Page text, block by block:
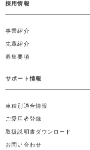
採用情報
事業紹介
先輩紹介
募集要項
サポート情報
車種別適合情報
ご愛用者登録
取扱説明書ダウンロード
お問い合わせ